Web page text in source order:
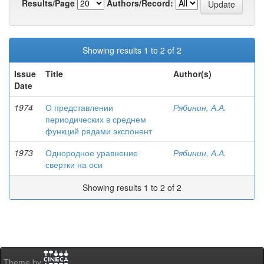
Results/Page
Authors/Record:
Showing results 1 to 2 of 2
Issue
Date
Title Author(s)
1974
О представлении
периодических в среднем
функций рядами экспонент
Рябинин, А.А.
1973
Однородное уравнение
свертки на оси
Рябинин, А.А.
Showing results 1 to 2 of 2